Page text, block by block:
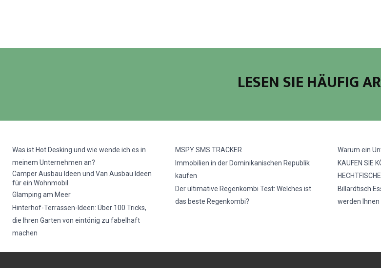
LESEN SIE HÄUFIG
Was ist Hot Desking und wie wende ich es in
meinem Unternehmen an?
Camper Ausbau Ideen und Van Ausbau Ideen
für ein Wohnmobil
Glamping am Meer
Hinterhof-Terrassen-Ideen: Über 100 Tricks,
die Ihren Garten von eintönig zu fabelhaft
machen
MSPY SMS TRACKER
Immobilien in der Dominikanischen Republik
kaufen
Der ultimative Regenkombi Test: Welches ist
das beste Regenkombi?
Warum ein
KAUFEN SIE
Billardtisch
werden